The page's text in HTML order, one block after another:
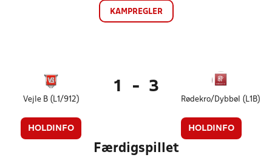
KAMPREGLER
Vejle B (L1/912)
HOLDINFO
1 - 3
Rødekro/Dybbøl (L1B)
HOLDINFO
Færdigspillet